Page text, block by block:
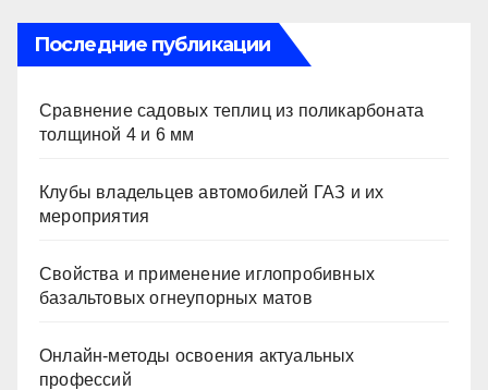
Последние публикации
Сравнение садовых теплиц из поликарбоната
толщиной 4 и 6 мм
Клубы владельцев автомобилей ГАЗ и их
мероприятия
Свойства и применение иглопробивных
базальтовых огнеупорных матов
Онлайн-методы освоения актуальных
профессий